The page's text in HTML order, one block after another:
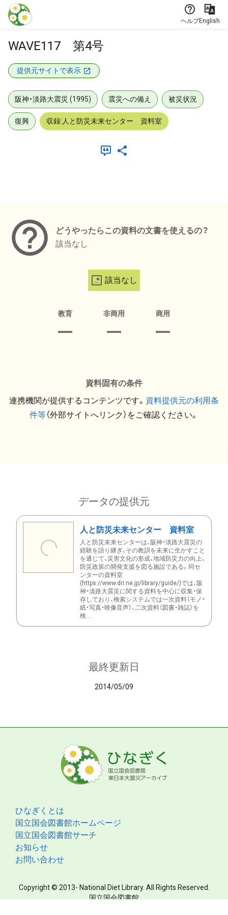
本文に飛ぶ
ヘルプEnglish
WAVE117 第4号
提供元サイトで表示
阪神・淡路大震災 (1995) 震災への備え 被災状況
復興 収録:人と防災未来センター 資料室
どうやったらこの資料の文書を使えるの？
該当なし
該当なし
教育 非商用 商用
資料固有の条件
連携機関が提供するコンテンツです。 資料提供元の利用条
件等（外部サイトへリンク）をご確認ください。
データの提供元
人と防災未来センター 資料室
人と防災未来センターは、阪神・淡路大震災の
経験を語り継ぎ、その教訓を未来に生かすこと
を通じて、災害文化の形成、地域防災力の向上、
防災政策の開発支援を図る施設である。同セ
ンターの資料室
(https://www.dri.ne.jp/library/guide/)では、阪
神・淡路大震災に関する資料を中心に収集・保
存しており、検索システムでは一次資料（モノ・
紙・写真・映像音声）、二次資料（図書・雑誌）を
検...
最終更新日
2014/05/09
ひなぎくとは
国立国会図書館ホームページ
国立国会図書館サーチ
お知らせ
お問い合わせ
Copyright © 2013- National Diet Library. All Rights Reserved.